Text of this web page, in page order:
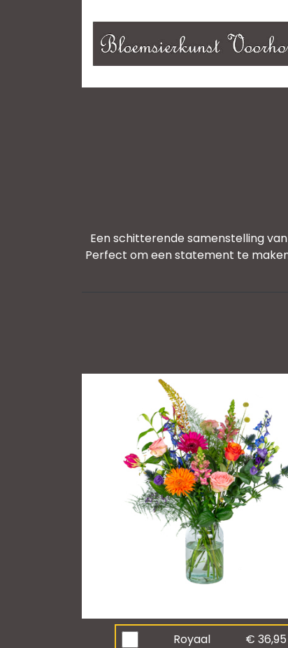
Een schitterende samenstelling
Perfect om een statement te
Royaal € 36,95